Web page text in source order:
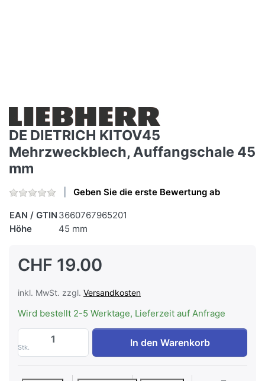
DE DIETRICH KITOV45
Mehrzweckblech, Auffangschale 45
mm
Geben Sie die erste Bewertung ab
EAN / GTIN 3660767965201
Höhe
45 mm
CHF 19.00
inkl. MwSt. zzgl. Versandkosten
Wird bestellt 2-5 Werktage, Lieferzeit auf Anfrage
Stk.
DE DIETRICH KITOV45
In den Warenkorb